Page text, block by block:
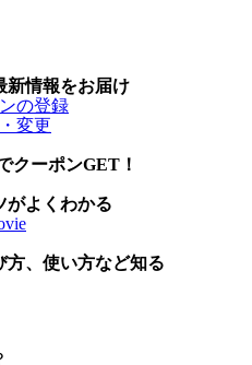
新情報をお届け
の登録
変更
クーポンGET！
がよくわかる
方、使い方など知る